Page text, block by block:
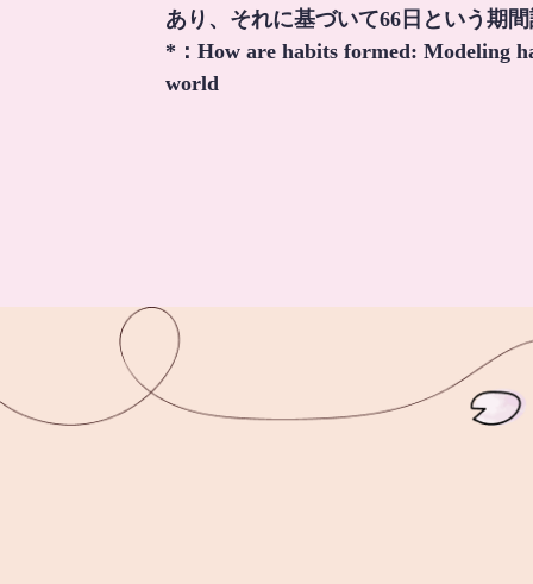
あり、それに基づいて66日という期
*：How are habits formed: Modeling
world